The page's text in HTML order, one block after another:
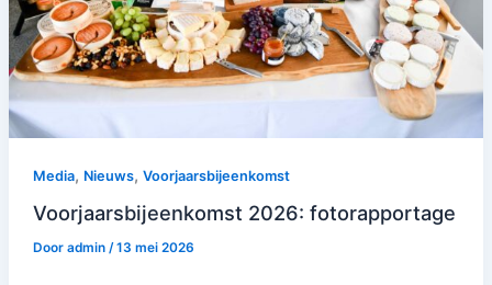
Media, Nieuws, Voorjaarsbijeenkomst
Voorjaarsbijeenkomst 2026: fotorapportage
Door admin /13 mei 2026